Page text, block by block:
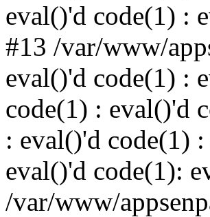
eval()'d code(1) :
#13 /var/www/
eval()'d code(1) :
code(1) : eval()'d
: eval()'d code(1)
eval()'d code(1):
/var/www/